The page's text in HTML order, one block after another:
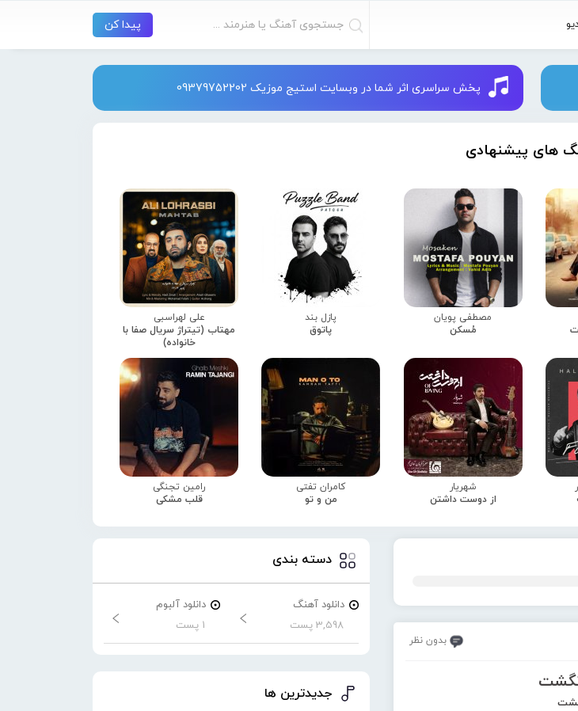
پخش سراسری اثر شما در وبسایت استیج موزیک 09379752202
های پیشنهادی
مصطفی پویان
مُسکن
پازل بند
پاتوق
علی لهراسبی
مهتاب (تیتراژ سریال صفا با
خانواده)
شهریار
از دوست داشتن
کامران تفتی
من و تو
رامین تجنگی
قلب مشکی
بدون نظر
دسته بندی
دانلود آهنگ
3,598 پست
دانلود آلبوم
1 پست
جدیدترین ها